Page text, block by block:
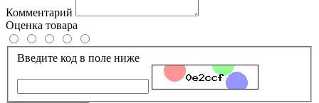
Комментарий
Оценка товара
Введите код в поле ниже